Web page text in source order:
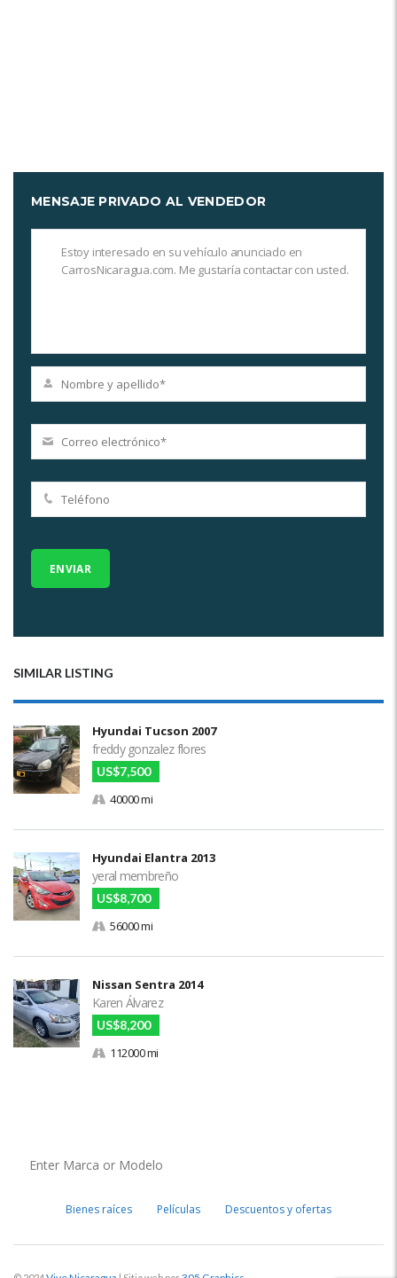
MENSAJE PRIVADO AL VENDEDOR
SIMILAR LISTING
Hyundai Tucson 2007
freddy gonzalez flores
US$7,500
40000 mi
Hyundai Elantra 2013
yeral membreño
US$8,700
56000 mi
Nissan Sentra 2014
Karen Álvarez
US$8,200
112000 mi
Bienes raíces Películas Descuentos y ofertas